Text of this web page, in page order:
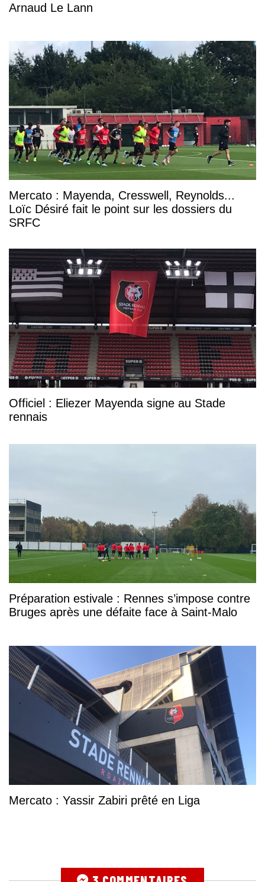
Arnaud Le Lann
Mercato : Mayenda, Cresswell, Reynolds...
Loïc Désiré fait le point sur les dossiers du
SRFC
Officiel : Eliezer Mayenda signe au Stade
rennais
Préparation estivale : Rennes s’impose contre
Bruges après une défaite face à Saint-Malo
Mercato : Yassir Zabiri prêté en Liga